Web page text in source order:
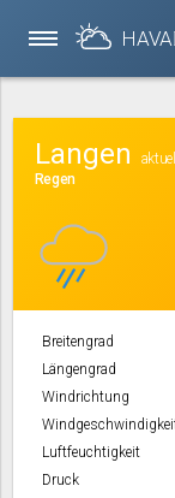
HAVA
Langen
aktuell
Regen
Breitengrad
Längengrad
Windrichtung
Luftfeuchtigkeit
Druck